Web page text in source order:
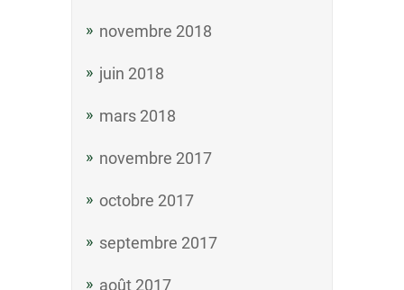
novembre 2018
juin 2018
mars 2018
novembre 2017
octobre 2017
septembre 2017
août 2017